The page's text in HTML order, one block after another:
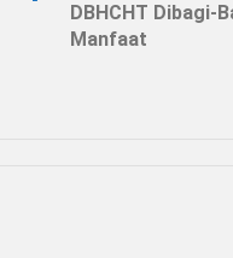
DBHCHT Dibagi-
Manfaat